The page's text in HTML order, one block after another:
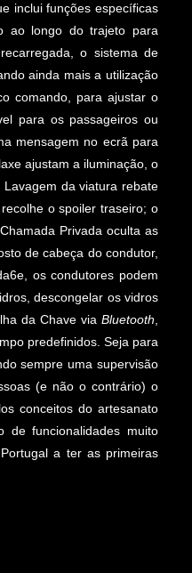
inclui funções específicas
ao longo do trajeto para
o sistema de
ainda mais a utilização
comando, para ajustar o
para os passageiros ou
mensagem no ecrã para
ajustam a iluminação, o
da viatura rebate
o spoiler traseiro; o
Privada oculta as
de cabeça do condutor,
os condutores podem
descongelar os vidros
da Chave via Bluetooth
predefinidos. Seja para
sempre uma supervisão
(e não o contrário) o
conceitos do artesanato
de funcionalidades muito
a ter as primeiras